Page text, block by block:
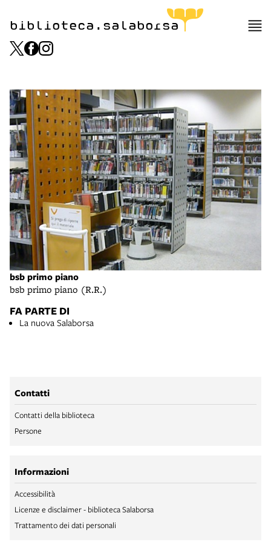
biblioteca.salaborsa
bsb primo piano
bsb primo piano (R.R.)
FA PARTE DI
La nuova Salaborsa
Contatti
Contatti della biblioteca
Persone
Informazioni
Accessibilità
Licenze e disclaimer - biblioteca Salaborsa
Trattamento dei dati personali